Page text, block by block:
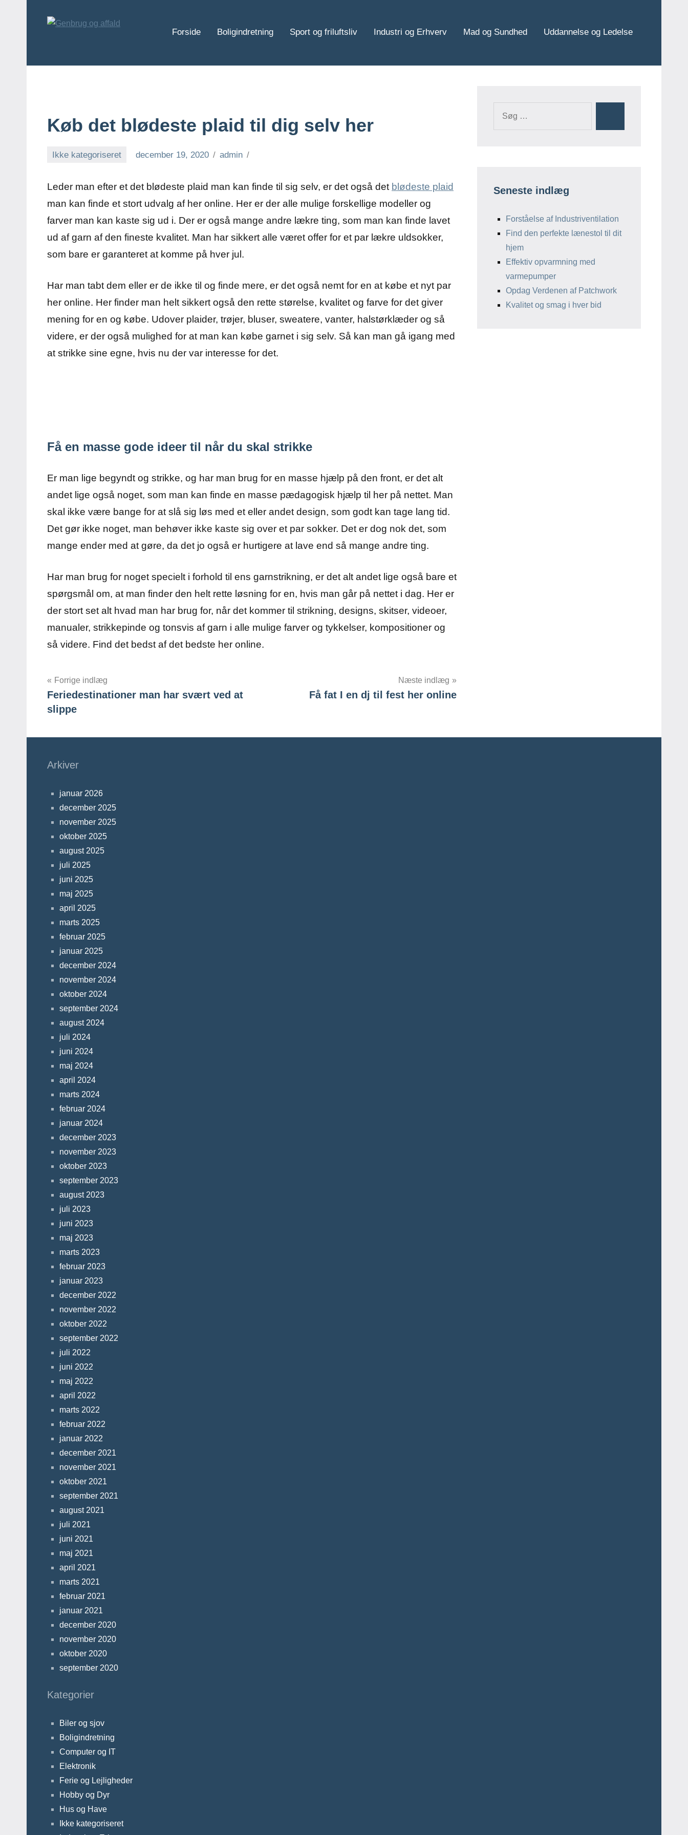
og
Forside Boligindretning Sport og friluftsliv Industri og Erhverv Mad og Sundhed Uddannelse og Ledelse
Køb det blødeste plaid til dig selv her
Ikke kategoriseret december 19, 2020 admin
Leder man efter et det blødeste plaid man kan finde til sig selv, er det også det blødeste plaid
man kan finde et stort udvalg af her online. Her er der alle mulige forskellige modeller og
farver man kan kaste sig ud i. Der er også mange andre lækre ting, som man kan finde lavet
ud af garn af den fineste kvalitet. Man har sikkert alle været offer for et par lækre uldsokker,
som bare er garanteret at komme på hver jul.
Har man tabt dem eller er de ikke til og finde mere, er det også nemt for en at købe et nyt par
her online. Her finder man helt sikkert også den rette størelse, kvalitet og farve for det giver
mening for en og købe. Udover plaider, trøjer, bluser, sweatere, vanter, halstørklæder og så
videre, er der også mulighed for at man kan købe garnet i sig selv. Så kan man gå igang med
at strikke sine egne, hvis nu der var interesse for det.
Få en masse gode ideer til når du skal strikke
Er man lige begyndt og strikke, og har man brug for en masse hjælp på den front, er det alt
andet lige også noget, som man kan finde en masse pædagogisk hjælp til her på nettet. Man
skal ikke være bange for at slå sig løs med et eller andet design, som godt kan tage lang tid.
Det gør ikke noget, man behøver ikke kaste sig over et par sokker. Det er dog nok det, som
mange ender med at gøre, da det jo også er hurtigere at lave end så mange andre ting.
Har man brug for noget specielt i forhold til ens garnstrikning, er det alt andet lige også bare et
spørgsmål om, at man finder den helt rette løsning for en, hvis man går på nettet i dag. Her er
der stort set alt hvad man har brug for, når det kommer til strikning, designs, skitser, videoer,
manualer, strikkepinde og tonsvis af garn i alle mulige farver og tykkelser, kompositioner og
så videre. Find det bedst af det bedste her online.
Indlægsnavigation
Forrige indlæg
Feriedestinationer man har svært ved at
slippe
Næste indlæg
Få fat I en dj til fest her online
Seneste indlæg
Forståelse af Industriventilation
Find den perfekte lænestol til dit
hjem
Effektiv opvarmning med
varmepumper
Opdag Verdenen af Patchwork
Kvalitet og smag i hver bid
Arkiver
januar 2026
december 2025
november 2025
oktober 2025
august 2025
juli 2025
juni 2025
maj 2025
april 2025
marts 2025
februar 2025
januar 2025
december 2024
november 2024
oktober 2024
september 2024
august 2024
juli 2024
juni 2024
maj 2024
april 2024
marts 2024
februar 2024
januar 2024
december 2023
november 2023
oktober 2023
september 2023
august 2023
juli 2023
juni 2023
maj 2023
marts 2023
februar 2023
januar 2023
december 2022
november 2022
oktober 2022
september 2022
juli 2022
juni 2022
maj 2022
april 2022
marts 2022
februar 2022
januar 2022
december 2021
november 2021
oktober 2021
september 2021
august 2021
juli 2021
juni 2021
maj 2021
april 2021
marts 2021
februar 2021
januar 2021
december 2020
november 2020
oktober 2020
september 2020
Kategorier
Biler og sjov
Boligindretning
Computer og IT
Elektronik
Ferie og Lejligheder
Hobby og Dyr
Hus og Have
Ikke kategoriseret